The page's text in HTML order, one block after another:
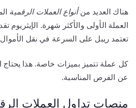
هناك العديد منأنواع العملات الرقمية
العملة الأولى والأكثر شهرة. الإيثريوم
تعتمد ريبل على السرعة في نقل الأموال
كل عملة تتميز بميزات خاصة. هذا يحتاج
عن الفرص المناسبة.
منصات تداول العملات